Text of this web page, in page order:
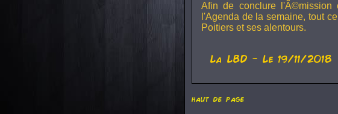
Afin de conclure l'Ã©mission
l'Agenda de la semaine, tout
Poitiers et ses alentours.
La LBD - Le 19/11/2018
haut de page